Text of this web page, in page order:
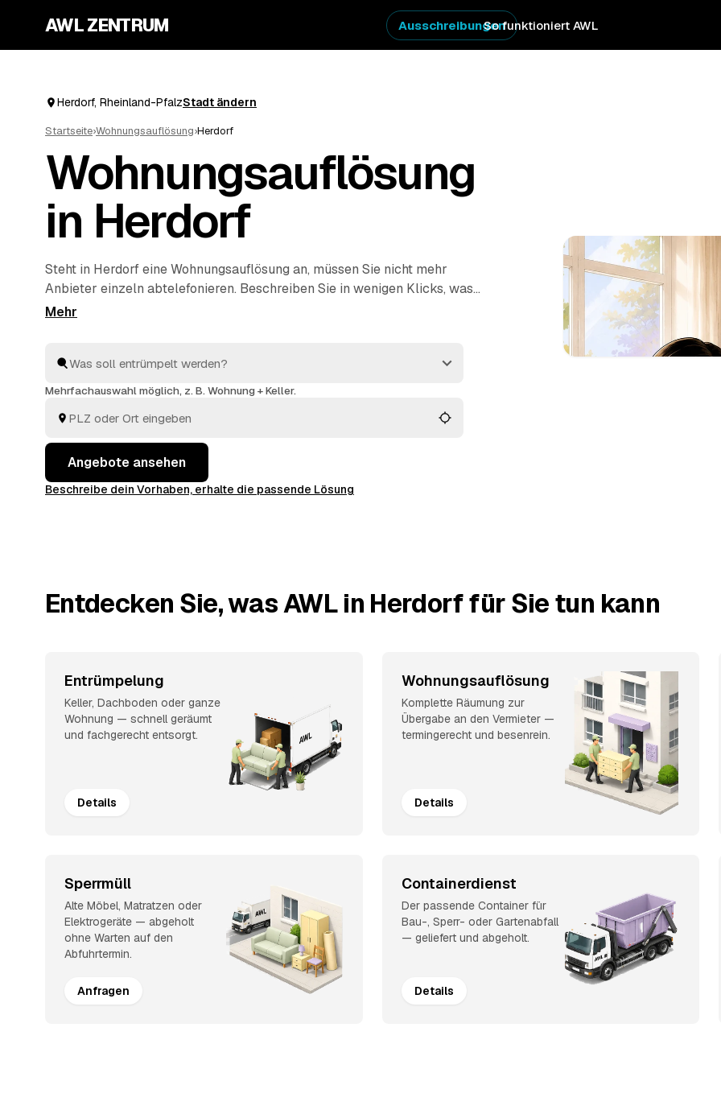
AWL ZENTRUM So funktioniert AWL
Ausschreibungen
Herdorf, Rheinland-PfalzStadt ändern
Startseite›Wohnungsauflösung›Herdorf
Wohnungsauflösung
in Herdorf
Steht in Herdorf eine Wohnungsauflösung an, müssen Sie nicht mehr
Anbieter einzeln abtelefonieren. Beschreiben Sie in wenigen Klicks, was
raus soll, und AWL holt Ihnen mehrere Festpreis-Angebote geprüfter
vergleichen Sie in Ruhe und entscheiden sich für das Angebot, das in
Rheinland-Pfalz am besten passt.
Mehrfachauswahl möglich, z. B. Wohnung + Keller.
Angebote ansehen
Beschreibe dein Vorhaben, erhalte die passende Lösung
Entdecken Sie, was AWL in Herdorf für Sie tun kann
Entrümpelung
Keller, Dachboden oder ganze
Wohnung — schnell geräumt
und fachgerecht entsorgt.
Details
Wohnungsauflösung
Komplette Räumung zur
Übergabe an den Vermieter —
termingerecht und besenrein.
Details
Sperrmüll
Alte Möbel, Matratzen oder
Elektrogeräte — abgeholt
ohne Warten auf den
Abfuhrtermin.
Anfragen
Containerdienst
Der passende Container für
Bau-, Sperr- oder Gartenabfall
— geliefert und abgeholt.
Details